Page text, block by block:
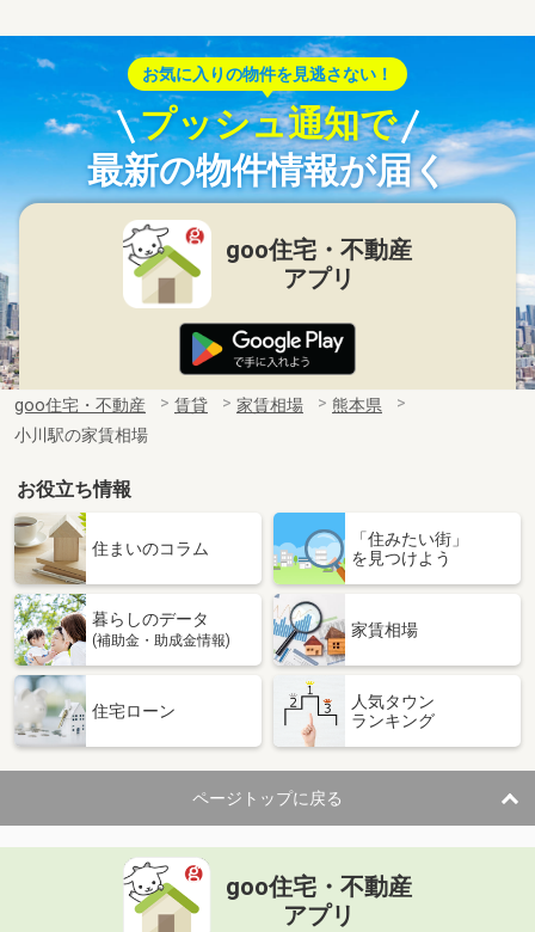
お気に入りの物件を見逃さない！
プッシュ通知で
最新の物件情報が届く
goo住宅・不動産
アプリ
goo住宅・不動産 賃貸 家賃相場
熊本県
小川駅の家賃相場
お役立ち情報
住まいのコラム
「住みたい街」
を見つけよう
暮らしのデータ
(補助金・助成金情報)
家賃相場
住宅ローン
人気タウン
ランキング
ページトップに戻る
goo住宅・不動産
アプリ